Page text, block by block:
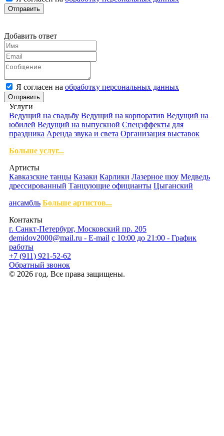
Отправить
Добавить ответ
Я согласен на обработку персональных данных
Отправить
Услуги
Ведущий на свадьбу Ведущий на корпоратив Ведущий на
юбилей Ведущий на выпускной Спецэффекты для
праздника Аренда звука и света Организация выставок
Больше услуг...
Артисты
Кавказские танцы Казаки Карлики Лазерное шоу Медведь
дрессированный Танцующие официанты Цыганский
ансамбль Больше артистов...
Контакты
г. Санкт-Петербург, Московский пр. 205
demidov2000@mail.ru - E-mail с 10:00 до 21:00 - График
работы
+7 (911) 921-52-62
Обратный звонок
© 2026 год. Все права защищены.